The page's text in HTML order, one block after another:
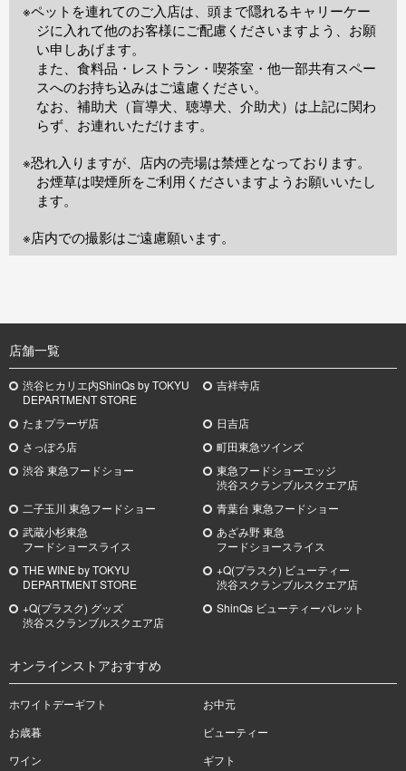
※ペットを連れてのご入店は、頭まで隠れるキャリーケー
ジに入れて他のお客様にご配慮くださいますよう、お願
い申しあげます。
また、食料品・レストラン・喫茶室・他一部共有スペー
スへのお持ち込みはご遠慮ください。
なお、補助犬（盲導犬、聴導犬、介助犬）は上記に関わ
らず、お連れいただけます。
※恐れ入りますが、店内の売場は禁煙となっております。
お煙草は喫煙所をご利用くださいますようお願いいたし
ます。
※店内での撮影はご遠慮願います。
店舗一覧
渋谷ヒカリエ内ShinQs by TOKYU
DEPARTMENT STORE
吉祥寺店
たまプラーザ店
日吉店
さっぽろ店
町田東急ツインズ
渋谷 東急フードショー
東急フードショーエッジ
渋谷スクランブルスクエア店
二子玉川 東急フードショー
青葉台 東急フードショー
武蔵小杉東急
フードショースライス
あざみ野東急
フードショースライス
THE WINE by TOKYU
DEPARTMENT STORE
+Q(プラスク) ビューティー
渋谷スクランブルスクエア店
+Q(プラスク) グッズ
渋谷スクランブルスクエア店
ShinQs ビューティーパレット
オンラインストアおすすめ
ホワイトデーギフト
お中元
お歳暮
ビューティー
ワイン
ギフト